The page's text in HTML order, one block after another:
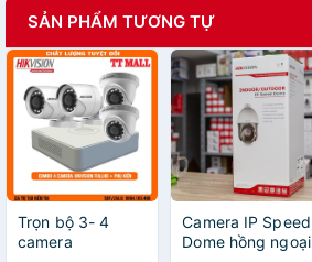
SẢN PHẨM TƯƠNG TỰ
Trọn bộ 3- 4
camera
Camera IP Speed
Dome hồng ngoại